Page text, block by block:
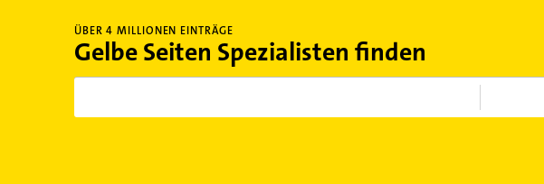
ÜBER 4 MILLIONEN EINTRÄGE
Gelbe Seiten Spezialisten finden